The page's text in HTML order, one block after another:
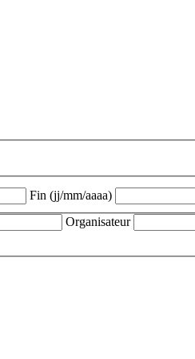
Fin (jj/mm/aaaa)
Organisateur